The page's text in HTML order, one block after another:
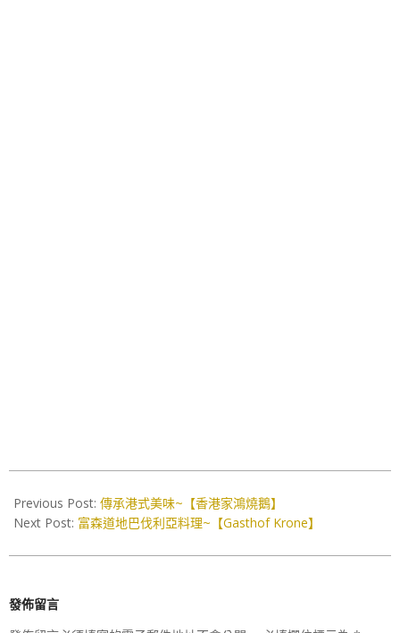
12-
01
Previous Post: 傳承港式美味~【香港家鴻燒鵝】
Next Post: 富森道地巴伐利亞料理~【Gasthof Krone】
發佈留言